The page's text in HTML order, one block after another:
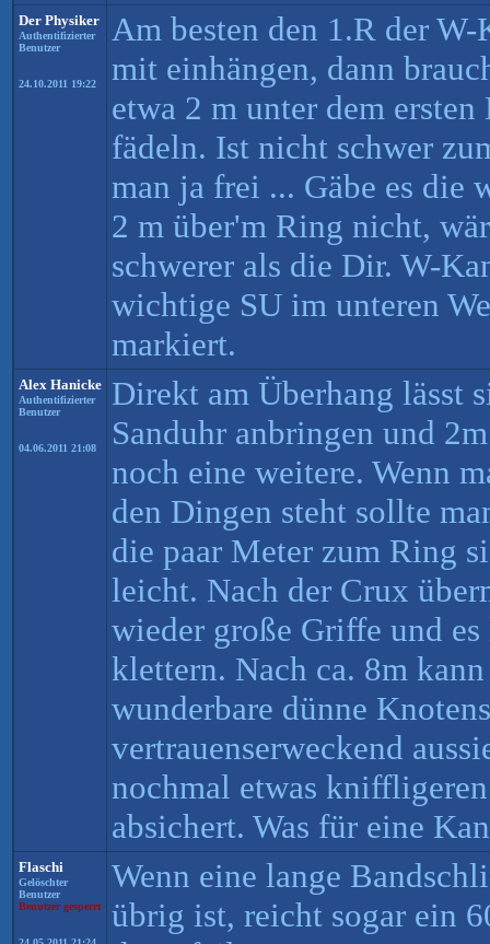
Der Physiker
Authentifizierter
Benutzer
24.10.2011 19:22
Am besten den 1.R der
mit einhängen, dann
etwa 2 m unter dem
fädeln. Ist nicht schwer
man ja frei ... Gäbe es die
2 m über'm Ring nicht,
schwerer als die Dir. W-
wichtige SU im unteren
markiert.
Alex Hanicke
Authentifizierter
Benutzer
04.06.2011 21:08
Direkt am Überhang lässt
Sanduhr anbringen und
noch eine weitere. Wenn
den Dingen steht sollte
die paar Meter zum Ring
leicht. Nach der Crux
wieder große Griffe und es
klettern. Nach ca. 8m
wunderbare dünne
vertrauenserweckend
nochmal etwas
absichert. Was für eine
Flaschi
Gelöschter
Benutzer
Benutzer gesperrt
Wenn eine lange
übrig ist, reicht sogar ein